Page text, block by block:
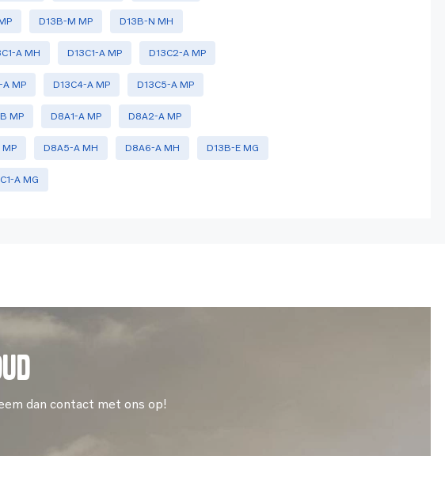
D13B-M MP D13B-N MH
A MH D13C1-A MP D13C2-A MP
A MP D13C4-A MP D13C5-A MP
MP D8A1-A MP D8A2-A MP
D8A5-A MH D8A6-A MH D13B-E MG
A MG
dan contact met ons op!